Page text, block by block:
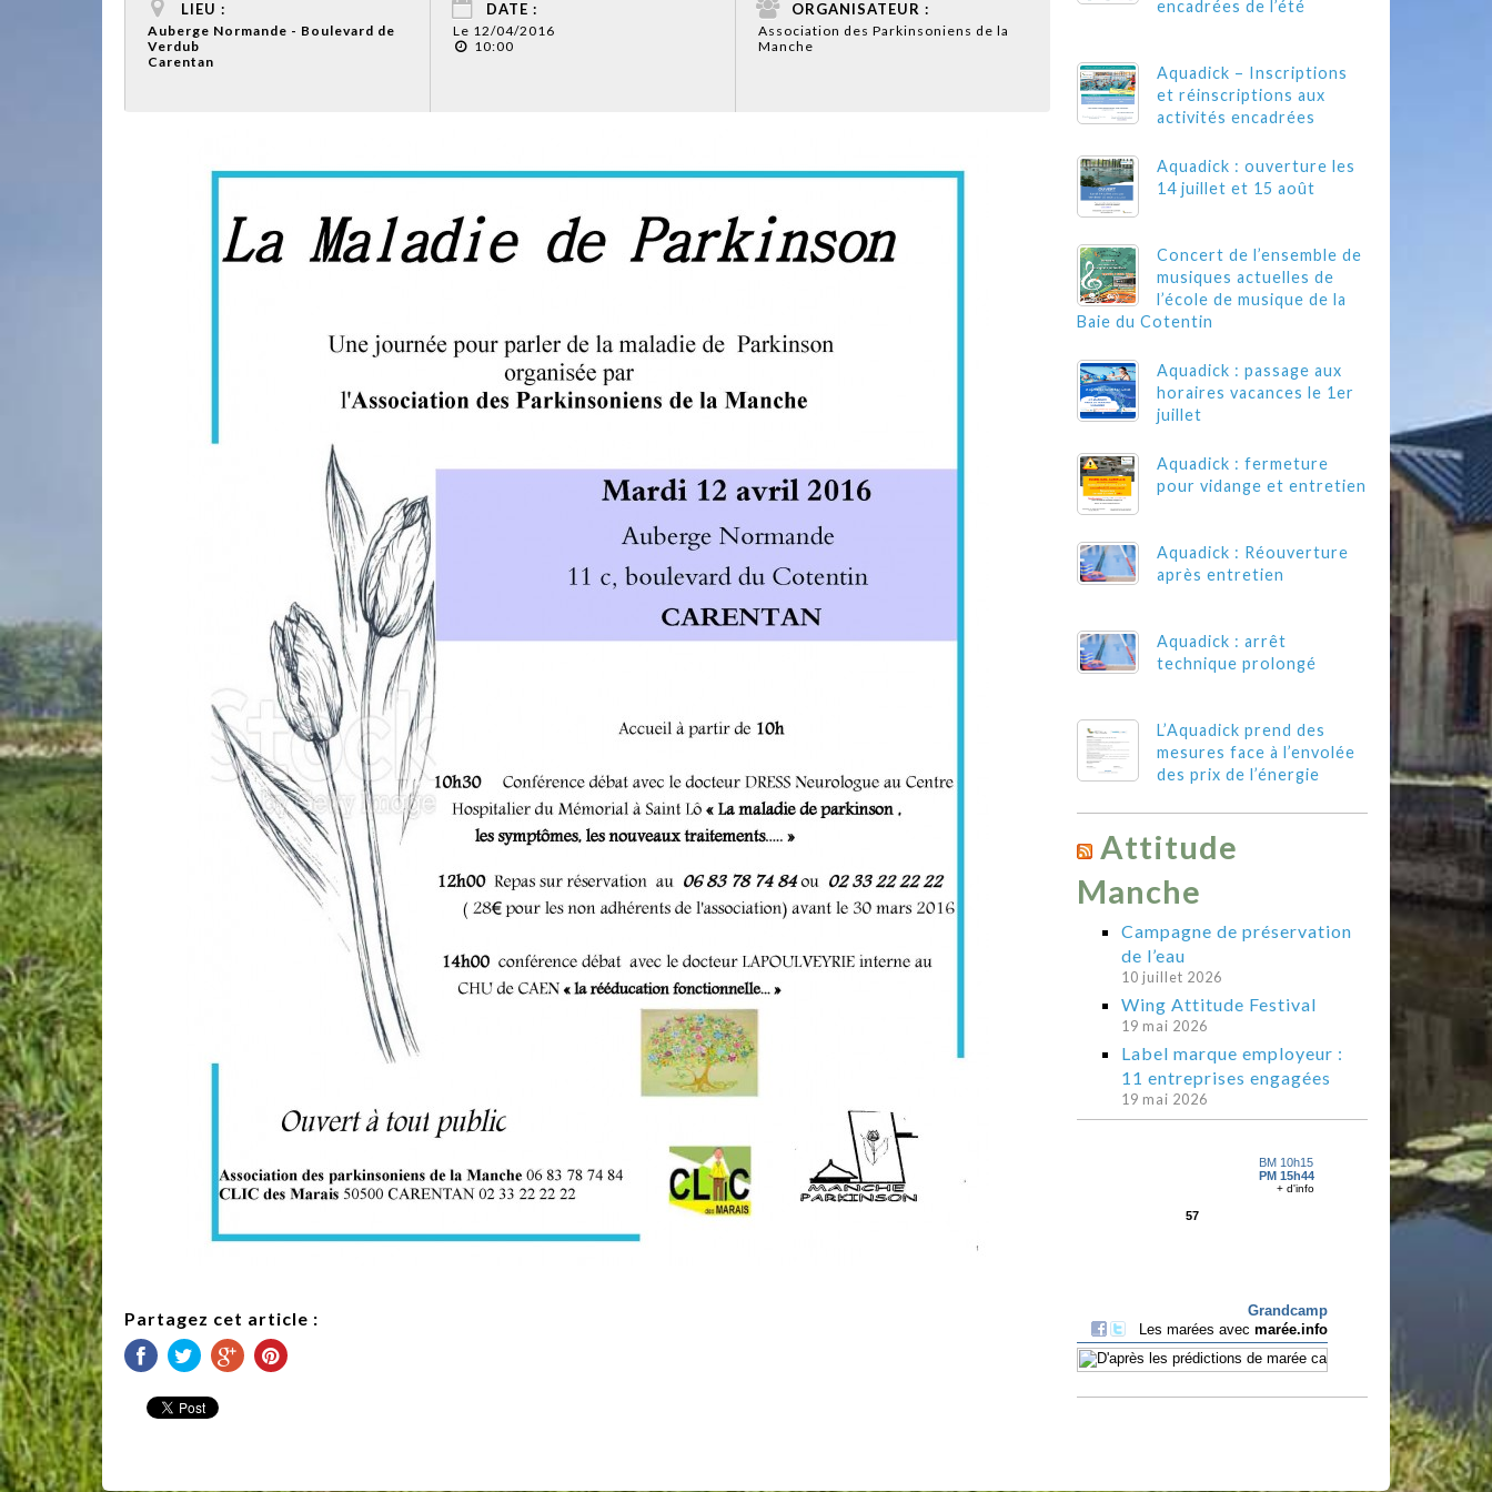
LIEU :
Auberge Normande - Boulevard de
Verdub
Carentan
DATE :
Le 12/04/2016
10:00
ORGANISATEUR :
Association des Parkinsoniens de la
Manche
Partagez cet article :
encadrées de l’été
Aquadick – Inscriptions
et réinscriptions aux
activités encadrées
Aquadick : ouverture les
14 juillet et 15 août
Concert de l’ensemble de
musiques actuelles de
l’école de musique de la
Baie du Cotentin
Aquadick : passage aux
horaires vacances le 1er
juillet
Aquadick : fermeture
pour vidange et entretien
Aquadick : Réouverture
après entretien
Aquadick : arrêt
technique prolongé
L’Aquadick prend des
mesures face à l’envolée
des prix de l’énergie
Attitude
Manche
Campagne de préservation
de l’eau
10 juillet 2026
Wing Attitude Festival
19 mai 2026
Label marque employeur :
11 entreprises engagées
19 mai 2026